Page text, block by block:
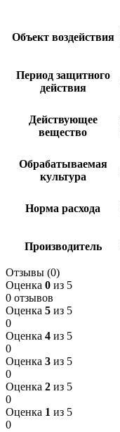
Объект воздействия
Период защитного
действия
Действующее
вещество
Обрабатываемая
культура
Норма расхода
Производитель
Отзывы (0)
Оценка 0 из 5
0 отзывов
Оценка 5 из 5
0
Оценка 4 из 5
0
Оценка 3 из 5
0
Оценка 2 из 5
0
Оценка 1 из 5
0